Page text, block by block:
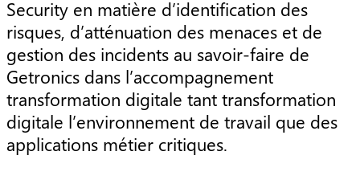
Security en matière d’identification des
risques, d’atténuation des menaces et de
gestion des incidents au savoir-faire de
Getronics dans l’accompagnement
transformation digitale tant transformation
digitale l’environnement de travail que des
applications métier critiques.